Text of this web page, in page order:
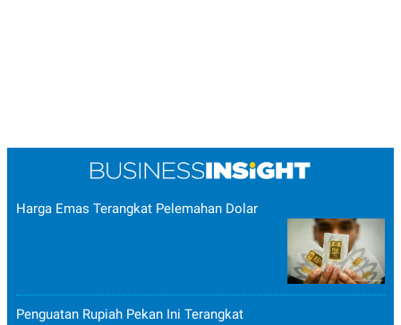
Harga Emas Terangkat Pelemahan Dolar
Penguatan Rupiah Pekan Ini Terangkat